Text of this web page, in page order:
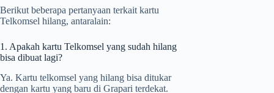
Berikut beberapa pertanyaan terkait kartu
Telkomsel hilang, antaralain:
1. Apakah kartu Telkomsel yang sudah hilang
bisa dibuat lagi?
Ya. Kartu telkomsel yang hilang bisa ditukar
dengan kartu yang baru di Grapari terdekat.